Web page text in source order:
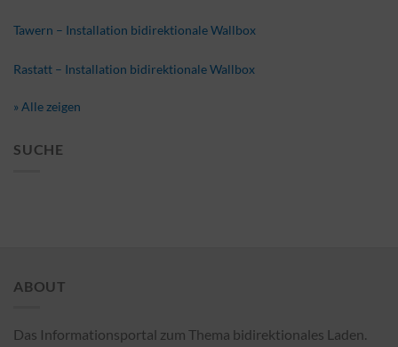
Tawern – Installation bidirektionale Wallbox
Rastatt – Installation bidirektionale Wallbox
» Alle zeigen
SUCHE
ABOUT
Das Informationsportal zum Thema bidirektionales Laden.